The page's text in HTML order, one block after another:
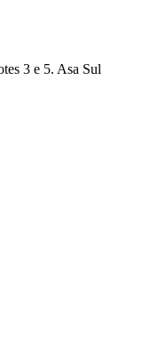
3 e 5. Asa Sul